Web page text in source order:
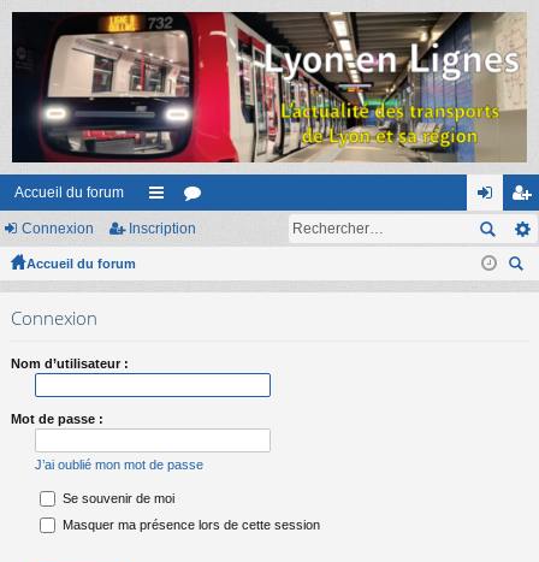
Accueil du forum
ac
s
or on
ne
ns
cri
Connexion Inscription
Accueil du forum
ec
Connexion
Nom d’utilisateur :
Mot de passe :
J’ai oublié mon mot de passe
Se souvenir de moi
Masquer ma présence lors de cette session